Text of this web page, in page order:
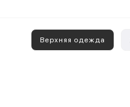
Верхняя одежда